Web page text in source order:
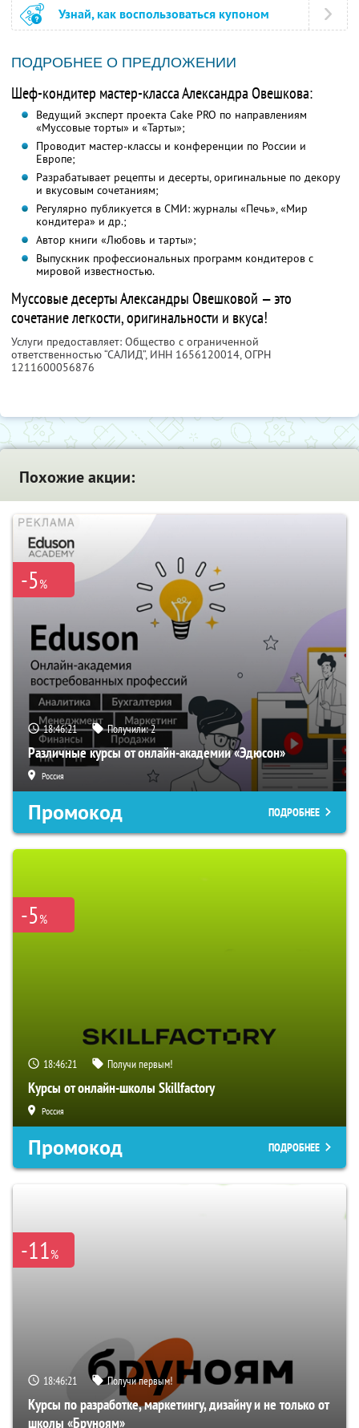
Узнай, как воспользоваться купоном
ПОДРОБНЕЕ О ПРЕДЛОЖЕНИИ
Шеф-кондитер мастер-класса Александра Овешкова:
Ведущий эксперт проекта Cake PRO по направлениям
«Муссовые торты» и «Тарты»;
Проводит мастер-классы и конференции по России и
Европе;
Разрабатывает рецепты и десерты, оригинальные по декору
и вкусовым сочетаниям;
Регулярно публикуется в СМИ: журналы «Печь», «Мир
кондитера» и др.;
Автор книги «Любовь и тарты»;
Выпускник профессиональных программ кондитеров с
мировой известностью.
Муссовые десерты Александры Овешковой — это
сочетание легкости, оригинальности и вкуса!
Услуги предоставляет: Общество с ограниченной
ответственностью “САЛИД”, ИНН 1656120014, ОГРН
1211600056876
Похожие акции:
-5%
18:46:20 Получили:2
Различные курсы от онлайн-академии «Эдюсон»
Россия
Промокод ПОДРОБНЕЕ
-5%
18:46:20 Получи первым!
Курсы от онлайн-школы Skillfactory
Россия
Промокод ПОДРОБНЕЕ
-11%
18:46:20 Получи первым!
Курсы по разработке, маркетингу, дизайну и не только от
школы «Бруноям»